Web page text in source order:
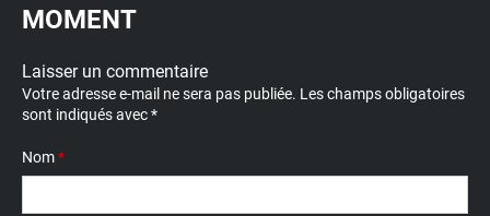
MOMENT
Laisser un commentaire
Votre adresse e-mail ne sera pas publiée. Les champs obligatoires
sont indiqués avec*
Nom*